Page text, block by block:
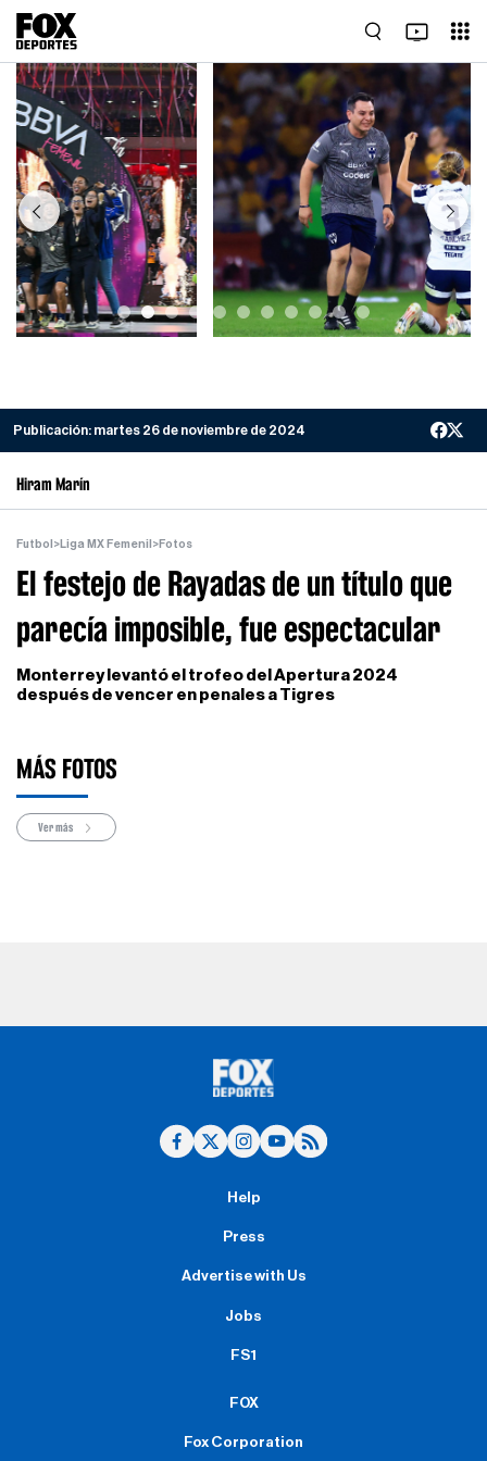
Previous Next
Publicación: martes 26 de noviembre de 2024
Hiram Marín
Futbol >Liga MX Femenil >Fotos
El festejo de Rayadas de un título que
parecía imposible, fue espectacular
Monterrey levantó el trofeo del Apertura 2024
después de vencer en penales a Tigres
MÁS FOTOS
Ver más
Help
Press
Advertise with Us
Jobs
FS1
FOX
Fox Corporation